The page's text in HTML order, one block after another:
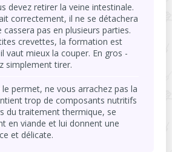
devez retirer la veine intestinale.
correctement, il ne se détachera
cassera pas en plusieurs parties.
crevettes, la formation est
vaut mieux la couper. En gros -
simplement tirer.
permet, ne vous arrachez pas la
trop de composants nutritifs
du traitement thermique, se
en viande et lui donnent une
et délicate.